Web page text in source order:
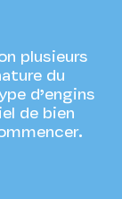
plusieurs
du
d’engins
de bien